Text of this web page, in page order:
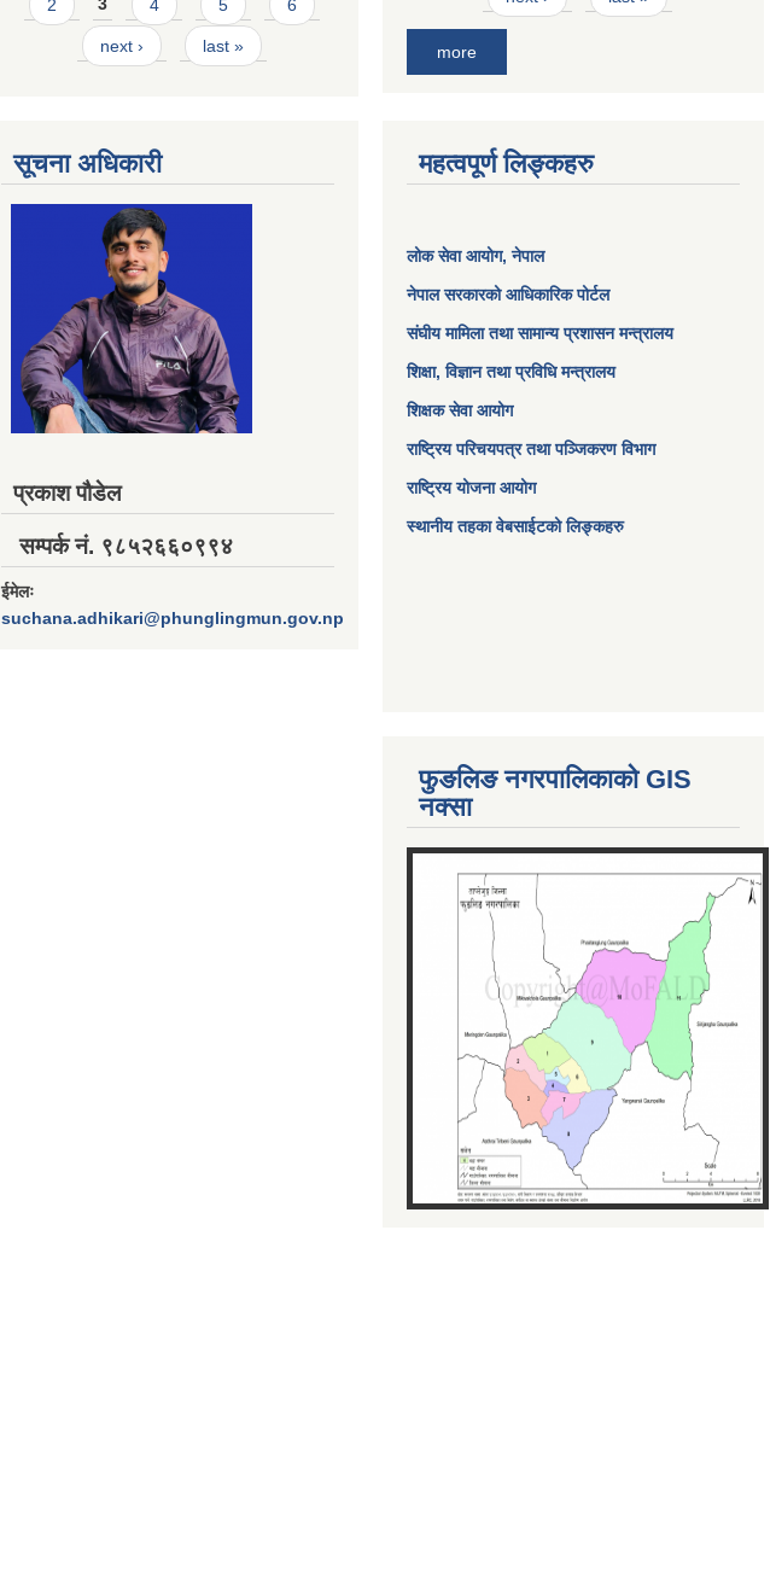
2 3 4 5 6
next › last » more
सूचना अधिकारी
प्रकाश पौडेल
सम्पर्क नं. ९८५२६६०९९४
ईमेलः
suchana.adhikari@phunglingmun.gov.np
महत्वपूर्ण लिङ्कहरु
लोक सेवा आयोग, नेपाल
नेपाल सरकारको आधिकारिक पोर्टल
संघीय मामिला तथा सामान्य प्रशासन मन्त्रालय
शिक्षा, विज्ञान तथा प्रविधि मन्त्रालय
शिक्षक सेवा आयोग
राष्ट्रिय परिचयपत्र तथा पञ्जिकरण विभाग
राष्ट्रिय योजना आयोग
स्थानीय तहका वेबसाईटको लिङ्कहरु
फुङलिङ नगरपालिकाको GIS
नक्सा